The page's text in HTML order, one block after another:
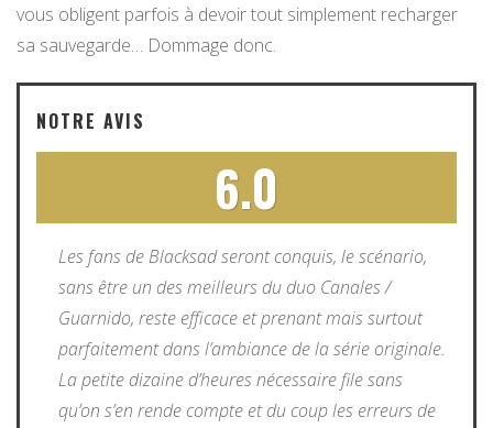
vous obligent parfois à devoir tout simplement recharger
sa sauvegarde… Dommage donc.
NOTRE AVIS
6.0
Les fans de Blacksad seront conquis, le scénario,
sans être un des meilleurs du duo Canales /
Guarnido, reste efficace et prenant mais surtout
parfaitement dans l’ambiance de la série originale.
La petite dizaine d’heures nécessaire file sans
qu’on s’en rende compte et du coup les erreurs de